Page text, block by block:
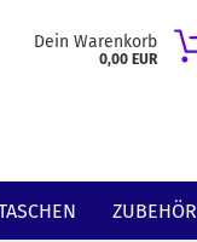
Dein Warenkorb
0,00 EUR
ZUBEHÖR